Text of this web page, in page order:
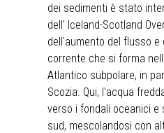
dei sedimenti è stato
dell' Iceland-Scotland
dell'aumento del flusso e
corrente che si forma
Atlantico subpolare, in
Scozia. Qui, l'acqua
verso i fondali oceanici e
sud, mescolandosi con